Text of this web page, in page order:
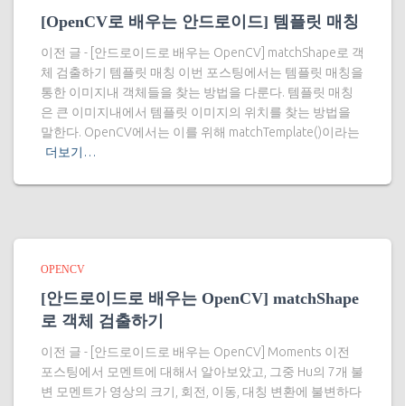
[OpenCV로 배우는 안드로이드] 템플릿 매칭
이전 글 - [안드로이드로 배우는 OpenCV] matchShape로 객
체 검출하기 템플릿 매칭 이번 포스팅에서는 템플릿 매칭을
통한 이미지내 객체들을 찾는 방법을 다룬다. 템플릿 매칭
은 큰 이미지내에서 템플릿 이미지의 위치를 찾는 방법을
말한다. OpenCV에서는 이를 위해 matchTemplate()이라는
더보기…
OPENCV
[안드로이드로 배우는 OpenCV] matchShape
로 객체 검출하기
이전 글 - [안드로이드로 배우는 OpenCV] Moments 이전
포스팅에서 모멘트에 대해서 알아보았고, 그중 Hu의 7개 불
변 모멘트가 영상의 크기, 회전, 이동, 대칭 변환에 불변하다